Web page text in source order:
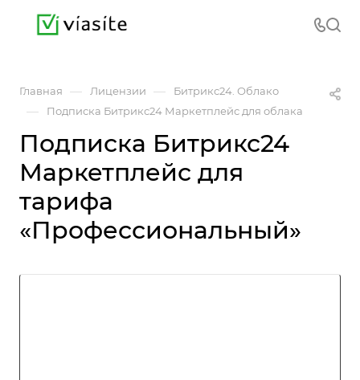
Главная — Лицензии — Битрикс24. Облако
— Подписка Битрикс24 Маркетплейс для облака
Подписка Битрикс24
Маркетплейс для
тарифа
«Профессиональный»